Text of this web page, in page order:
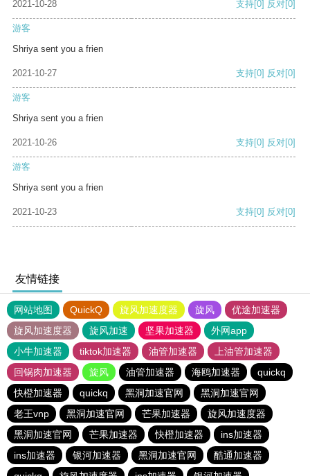
2021-10-28 支持[0] 反对[0]
游客
Shriya sent you a frien
2021-10-27 支持[0] 反对[0]
游客
Shriya sent you a frien
2021-10-26 支持[0] 反对[0]
游客
Shriya sent you a frien
2021-10-23 支持[0] 反对[0]
友情链接
网站地图 QuickQ 旋风加速度器 旋风
优途加速器
旋风加速度器
旋风加速 坚果加速器
外网app
小牛加速器
tiktok加速器 油管加速器
上油管加速器
回锅肉加速器
旋风 油管加速器 海鸥加速器
quickq
快橙加速器
quickq 黑洞加速官网
黑洞加速官网
老王vnp
黑洞加速官网 芒果加速器
旋风加速度器
黑洞加速官网
芒果加速器 快橙加速器
ins加速器
ins加速器
银河加速器 黑洞加速官网
酷通加速器